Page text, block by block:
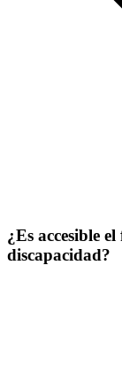
¿Es accesible
discapacidad?